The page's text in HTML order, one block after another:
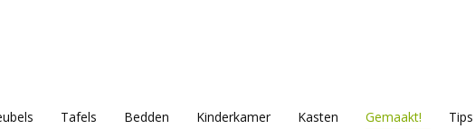
Tafels Bedden Kinderkamer Kasten Gemaakt! Tips